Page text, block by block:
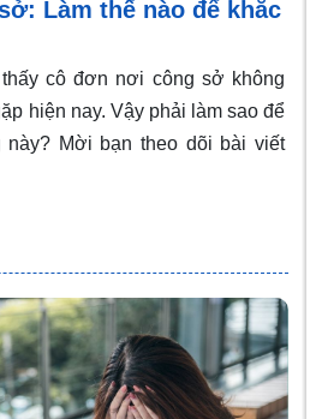
Làm thế nào để khắc
cô đơn nơi công sở không
hiện nay. Vậy phải làm sao để
Mời bạn theo dõi bài viết